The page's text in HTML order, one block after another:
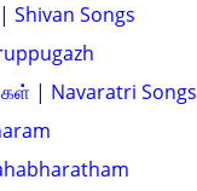
Songs
| Navaratri Songs